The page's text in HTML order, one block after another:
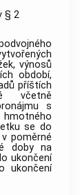
§ 2
výnosů
období,
příštích
včetně
s
se do
poměrné
doby na
ukončení
ukončení